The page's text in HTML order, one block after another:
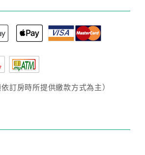
訂房時所提供繳款方式為主）